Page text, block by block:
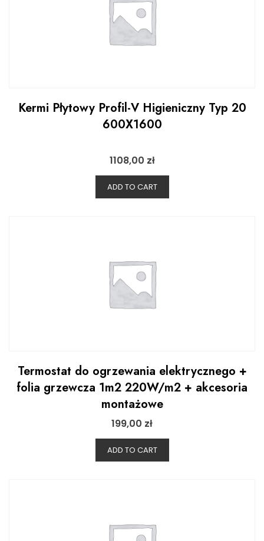
Kermi Płytowy Profil-V Higieniczny Typ 20
600X1600
1108,00 zł
ADD TO CART
Termostat do ogrzewania elektrycznego +
folia grzewcza 1m2 220W/m2 + akcesoria
montażowe
199,00 zł
ADD TO CART